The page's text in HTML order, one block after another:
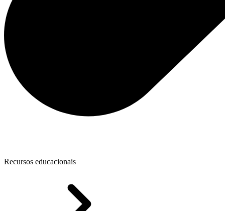
Recursos educacionais